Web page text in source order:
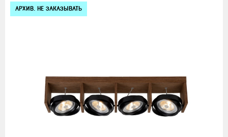
Изображения
АРХИВ. НЕ ЗАКАЗЫВАТЬ